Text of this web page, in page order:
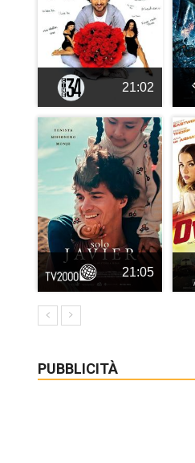
21:02
21:05
PUBBLICITÀ